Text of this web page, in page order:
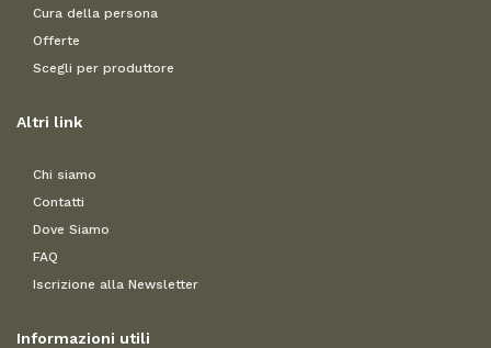
Cura della persona
Offerte
Scegli per produttore
Altri link
Chi siamo
Contatti
Dove Siamo
FAQ
Iscrizione alla Newsletter
Informazioni utili